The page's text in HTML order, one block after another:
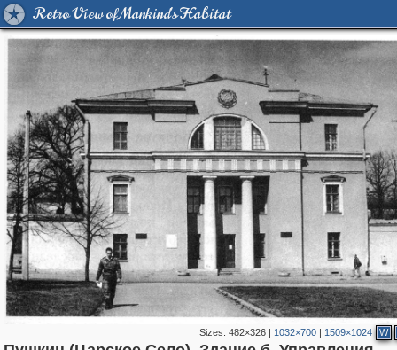
Retro View of Mankind's Habitat
Sizes:482×326 | 1032×700 | 1509×1024 W